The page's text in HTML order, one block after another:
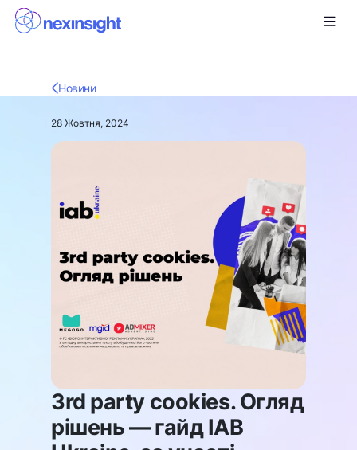
Новини
28 Жовтня, 2024
3rd party cookies. Огляд
рішень — гайд IAB